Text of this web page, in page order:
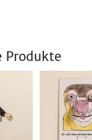
Produkte